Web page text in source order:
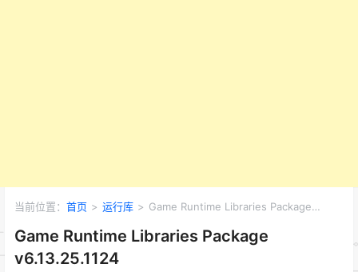
当前位置： 首页 > 运行库 > Game Runtime Libraries Package
Game Runtime Libraries Package
v6.13.25.1124